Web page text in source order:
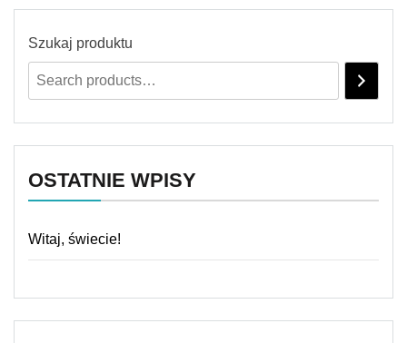
Szukaj produktu
OSTATNIE WPISY
Witaj, świecie!